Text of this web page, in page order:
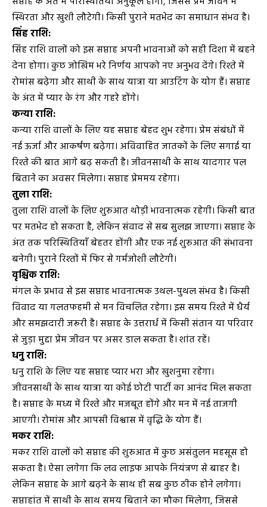
स्थिरता और खुशी लौटेगी। किसी पुराने मतभेद का समाधान संभव है।
सिंह राशि:
सिंह राशि वालों को इस सप्ताह अपनी भावनाओं को सही दिशा में बहने
देना होगा। कुछ जोखिम भरे निर्णय आपको नए अनुभव देंगे। रिश्ते में
रोमांस बढ़ेगा और साथी के साथ यात्रा या आउटिंग के योग हैं। सप्ताह
के अंत में प्यार के रंग और गहरे होंगे।
कन्या राशि:
कन्या राशि वालों के लिए यह सप्ताह बेहद शुभ रहेगा। प्रेम संबंधों में
नई ऊर्जा और आकर्षण बढ़ेगा। अविवाहित जातकों के लिए सगाई या
रिश्ते की बात आगे बढ़ सकती है। जीवनसाथी के साथ यादगार पल
बिताने का अवसर मिलेगा। सप्ताह प्रेममय रहेगा।
तुला राशि:
तुला राशि वालों के लिए शुरुआत थोड़ी भावनात्मक रहेगी। किसी बात
पर मतभेद हो सकता है, लेकिन संवाद से सब सुलझ जाएगा। सप्ताह के
अंत तक परिस्थितियाँ बेहतर होंगी और एक नई शुरुआत की संभावना
बनेगी। पुराने रिश्तों में फिर से गर्मजोशी लौटेगी।
वृश्चिक राशि:
मंगल के प्रभाव से इस सप्ताह भावनात्मक उथल-पुथल संभव है। किसी
विवाद या गलतफहमी से मन विचलित रहेगा। इस समय रिश्ते में धैर्य
और समझदारी जरूरी है। सप्ताह के उत्तरार्ध में किसी संतान या परिवार
से जुड़ा मुद्दा प्रेम जीवन पर असर डाल सकता है। शांत रहें।
धनु राशि:
धनु राशि के लिए यह सप्ताह प्यार भरा और खुशनुमा रहेगा।
जीवनसाथी के साथ यात्रा या कोई छोटी पार्टी का आनंद मिल सकता
है। सप्ताह के मध्य में रिश्ते और मजबूत होंगे और मन में नई ताजगी
आएगी। रोमांस और आपसी विश्वास में वृद्धि के योग हैं।
मकर राशि:
मकर राशि वालों को सप्ताह की शुरुआत में कुछ असंतुलन महसूस हो
सकता है। ऐसा लगेगा कि लव लाइफ आपके नियंत्रण से बाहर है।
लेकिन सप्ताह के आगे बढ़ने के साथ ही सब कुछ ठीक होने लगेगा।
सप्ताहांत में साथी के साथ समय बिताने का मौका मिलेगा, जिससे